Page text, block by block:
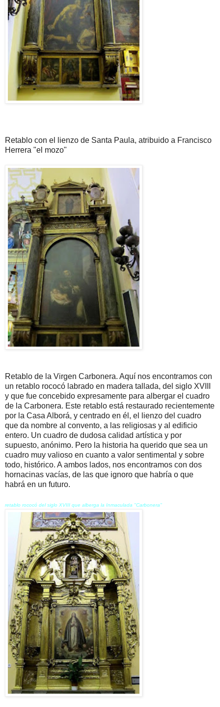
Retablo con el lienzo de Santa Paula, atribuido a Francisco
Herrera "el mozo"
Retablo de la Virgen Carbonera. Aquí nos encontramos con
un retablo rococó labrado en madera tallada, del siglo XVIII
y que fue concebido expresamente para albergar el cuadro
de la Carbonera. Este retablo está restaurado recientemente
por la Casa Alborá, y centrado en él, el lienzo del cuadro
que da nombre al convento, a las religiosas y al edificio
entero. Un cuadro de dudosa calidad artística y por
supuesto, anónimo. Pero la historia ha querido que sea un
cuadro muy valioso en cuanto a valor sentimental y sobre
todo, histórico. A ambos lados, nos encontramos con dos
hornacinas vacías, de las que ignoro que habría o que
habrá en un futuro.
retablo rococó del siglo XVIII que alberga la Inmaculada "Carbonera"